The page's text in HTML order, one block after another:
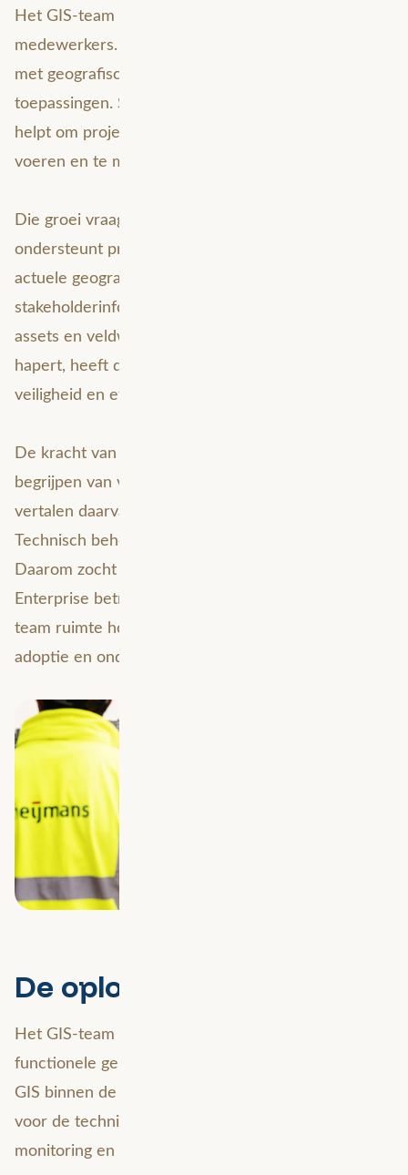
Het GIS-team van Heijmans Infra bestaat uit 18
medewerkers. Zij ondersteunen het bouwbedrijf
met geografische data, kaarten en GIS-
toepassingen. Steeds meer collega’s zien hoe GIS
helpt om projecten slimmer voor te bereiden, uit te
voeren en te monitoren.
Die groei vraagt om focus. ArcGIS Enterprise
ondersteunt processen die afhankelijk zijn van
actuele geografische informatie, zoals KLIC-data,
stakeholderinformatie, veiligheidszones rondom
assets en veldwerkplanning. Als de omgeving
hapert, heeft dat gevolgen voor voortgang,
veiligheid en efficiëntie.
De kracht van het interne GIS-team ligt in het
begrijpen van vragen uit de organisatie en het
vertalen daarvan naar bruikbare GIS-oplossingen.
Technisch beheer vraagt om een andere expertise.
Daarom zocht Heijmans een partner die ArcGIS
Enterprise betrouwbaar beheert, terwijl het GIS-
team ruimte houdt voor functionele ontwikkeling,
adoptie en ondersteuning van de business.
De oplossing
Het GIS-team blijft verantwoordelijk voor het
functionele gebruik en de verdere ontwikkeling van
GIS binnen de organisatie. Avineon Tensing zorgt
voor de technische basis: beheer, support,
monitoring en serviceverzoeken.